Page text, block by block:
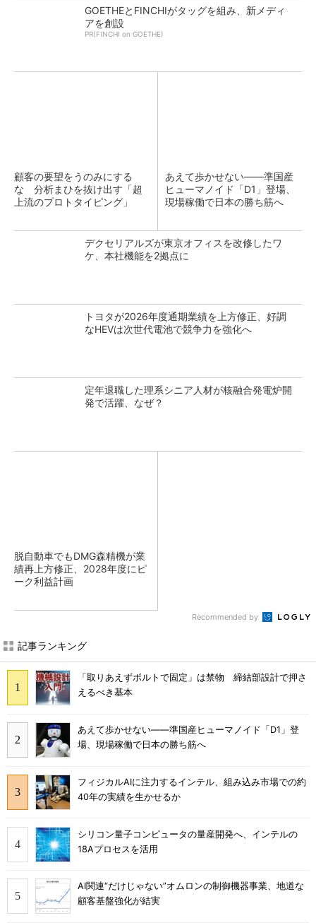
GOETHEとFINCHIがタッグを組み、新メディ
アを創設
PR(FINCHI on GOETHE)
顧客の要望をうのみにする
な 分析まひを抜け出す「超
上流のプロトタイピング」
あえて歩かせない――準国産
ヒューマノイド「D1」登場、
現場稼働で日本の勝ち筋へ
デクセリアルズが東京オフィスを改修したワ
ケ、本社機能を2拠点に
トヨタが2026年度通期業績を上方修正、好調
なHEVは次世代電池で競争力を強化へ
定年退職した理系シニア人材が核融合発電炉開
発で活躍、なぜ？
脱自動車でもDMG森精機が業
績再上方修正、2028年度にピ
ーク利益計画
Recommended by
記事ランキング
「取りあえずボルトで固定」は禁物 締結部設計で押さ
えるべき基本
あえて歩かせない――準国産ヒューマノイド「D1」登
場、現場稼働で日本の勝ち筋へ
フィジカルAIに注力するインテル、組み込み市場での約
40年の実績を生かせるか
シリコン量子コンピュータの量産開発へ、インテルの
18Aプロセスを活用
AI関連“だけじゃない”オムロンの制御機器事業、地道な
顧客基盤強化が結実